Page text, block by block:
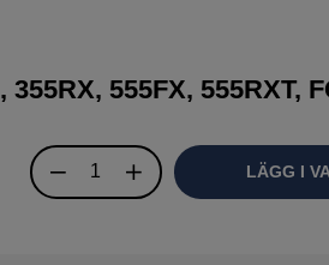
555FX, 555RXT,
LÄGG I